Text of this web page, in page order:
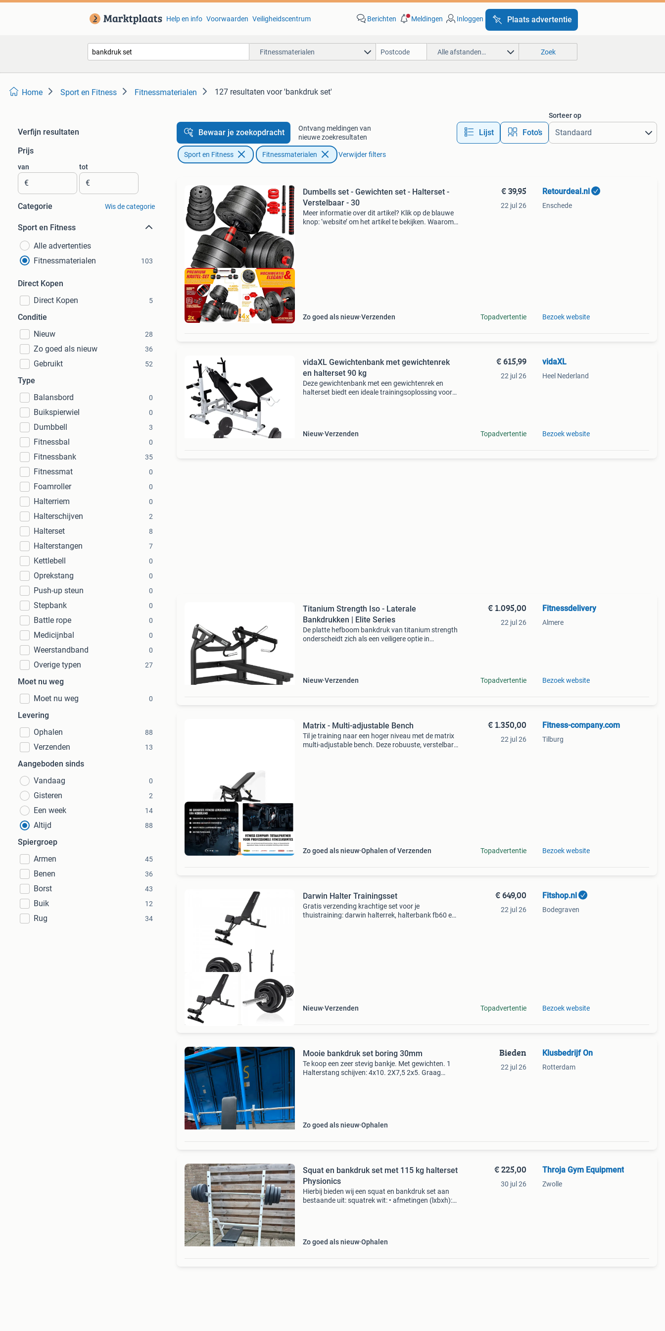
Help en info Voorwaarden Veiligheidscentrum Berichten Meldingen Inloggen Plaats advertentie
Fitnessmaterialen Alle afstanden… Zoek
Home Sport en Fitness Fitnessmaterialen 127 resultaten voor 'bankdruk set'
Verfijn resultaten
Prijs
van
€
tot
€
Categorie Wis de categorie
Sport en Fitness
Alle advertenties
Fitnessmaterialen
103
Direct Kopen
Direct Kopen
5
Conditie
Nieuw
28
Zo goed als nieuw 36
Gebruikt 52
Type
Balansbord
0
Buikspierwiel 0
Dumbbell 3
Fitnessbal 0
Fitnessbank 35
Fitnessmat 0
Foamroller 0
Halterriem 0
Halterschijven 2
Halterset 8
Halterstangen 7
Kettlebell 0
Oprekstang 0
Push-up steun 0
Stepbank 0
Battle rope 0
Medicijnbal 0
Weerstandband 0
Overige typen 27
Moet nu weg
Moet nu weg
0
Levering
Ophalen
88
Verzenden 13
Aangeboden sinds
Vandaag
0
Gisteren 2
Een week 14
Altijd 88
Spiergroep
Armen
45
Benen 36
Borst 43
Buik 12
Rug 34
Bewaar je zoekopdracht
Ontvang meldingen van
nieuwe zoekresultaten
Lijst Foto’s
Sorteer op
Sport en Fitness Fitnessmaterialen Verwijder filters
Retourdeal Korting
Dumbells set - Gewichten set - Halterset -
Verstelbaar - 30
Meer informatie over dit artikel? Klik op de blauwe
knop: ‘website’ om het artikel te bekijken. Waarom
Zo goed als nieuw Verzenden
€ 39,95
22 jul 26
Topadvertentie
Retourdeal.nl
Enschede
Bezoek website
vidaXL Gewichtenbank met gewichtenrek
en halterset 90 kg
Deze gewichtenbank met een gewichtenrek en
halterset biedt een ideale trainingsoplossing voor
Nieuw Verzenden
€ 615,99
22 jul 26
Topadvertentie
vidaXL
Heel Nederland
Bezoek website
Titanium Strength Iso - Laterale
Bankdrukken | Elite Series
De platte hefboom bankdruk van titanium strength
onderscheidt zich als een veiligere optie in
Nieuw Verzenden
€ 1.095,00
22 jul 26
Topadvertentie
Fitnessdelivery
Almere
Bezoek website
incl Garantie
Matrix - Multi-adjustable Bench
Til je training naar een hoger niveau met de matrix
multi-adjustable bench. Deze robuuste, verstelbare
Zo goed als nieuw Ophalen of Verzenden
€ 1.350,00
22 jul 26
Topadvertentie
Fitness-company.com
Tilburg
Bezoek website
Darwin Halter Trainingsset
Gratis verzending krachtige set voor je
thuistraining: darwin halterrek, halterbank fb60 en
Nieuw Verzenden
€ 649,00
22 jul 26
Topadvertentie
Fitshop.nl
Bodegraven
Bezoek website
Mooie bankdruk set boring 30mm
Te koop een zeer stevig bankje. Met gewichten. 1
Halterstang schijven: 4x10. 2X7,5 2x5. Graag
Zo goed als nieuw Ophalen
Bieden
22 jul 26
Klusbedrijf On
Rotterdam
Squat en bankdruk set met 115 kg halterset
Physionics
Hierbij bieden wij een squat en bankdruk set aan
bestaande uit: squatrek wit: • afmetingen (lxbxh):
Zo goed als nieuw Ophalen
€ 225,00
30 jul 26
Throja Gym Equipment
Zwolle